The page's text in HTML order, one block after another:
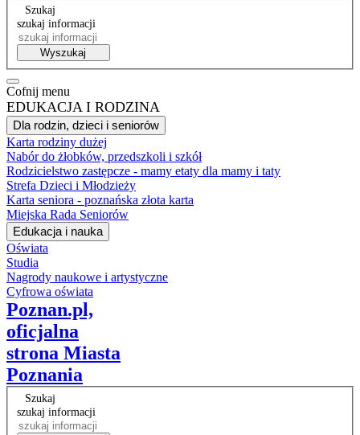
Szukaj
szukaj informacji
Wyszukaj
Cofnij menu
EDUKACJA I RODZINA
Dla rodzin, dzieci i seniorów
Karta rodziny dużej
Nabór do żłobków, przedszkoli i szkół
Rodzicielstwo zastępcze - mamy etaty dla mamy i taty
Strefa Dzieci i Młodzieży
Karta seniora - poznańska złota karta
Miejska Rada Seniorów
Edukacja i nauka
Oświata
Studia
Nagrody naukowe i artystyczne
Cyfrowa oświata
Poznan.pl,
oficjalna
strona Miasta
Poznania
Szukaj
szukaj informacji